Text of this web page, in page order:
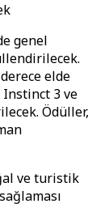
genel
elde
Instinct 3 ve
Ödüller,
ve turistik